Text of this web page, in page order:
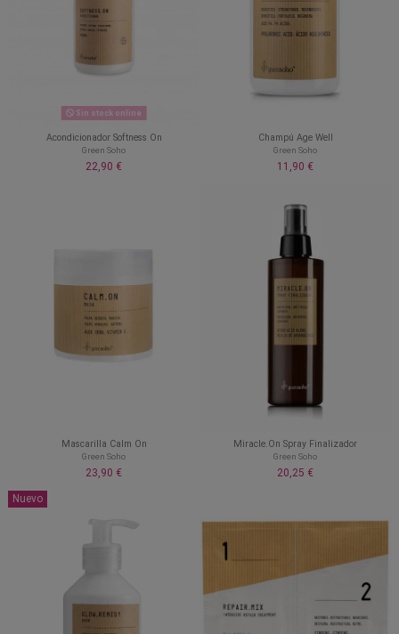
Sin stock online
Acondicionador Softness On
Green Soho
22,90 €
Champú Age Well
Green Soho
11,90 €
Mascarilla Calm On
Green Soho
23,90 €
Miracle.On Spray Finalizador
Green Soho
20,25 €
Nuevo